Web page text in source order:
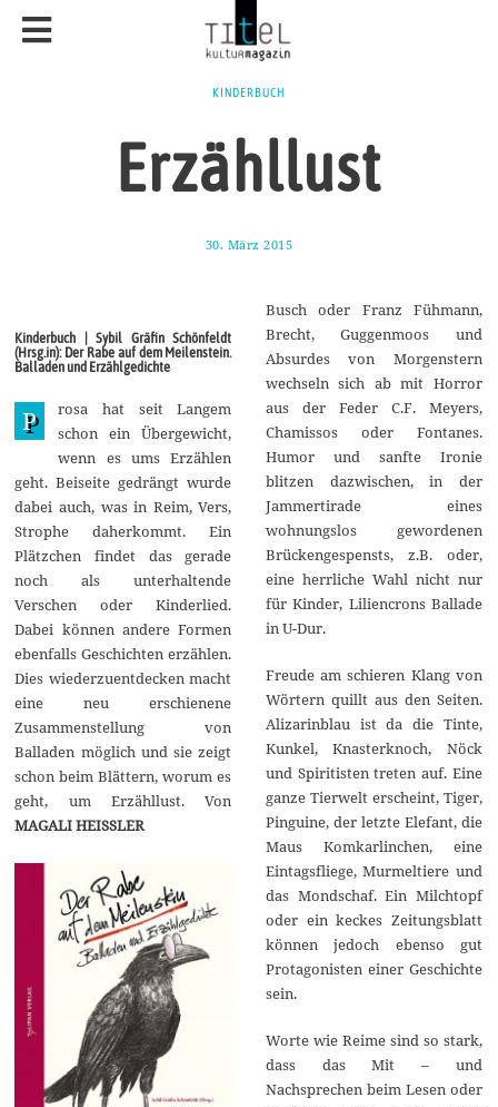
KINDERBUCH
Erzähllust
30. März 2015
u
g
u
s
t
2
1
Kinderbuch | Sybil Gräfin Schönfeldt
(Hrsg.in): Der Rabe auf dem Meilenstein.
Balladen und Erzählgedichte
P
rosa hat seit Langem
schon ein Übergewicht,
wenn es ums Erzählen
geht. Beiseite gedrängt wurde
dabei auch, was in Reim, Vers,
Strophe daherkommt. Ein
Plätzchen findet das gerade
noch als unterhaltende
Verschen oder Kinderlied.
Dabei können andere Formen
ebenfalls Geschichten erzählen.
Dies wiederzuentdecken macht
eine neu erschienene
Zusammenstellung von
Balladen möglich und sie zeigt
schon beim Blättern, worum es
geht, um Erzähllust. Von
MAGALI HEISSLER
Busch oder Franz Fühmann,
Brecht, Guggenmoos und
Absurdes von Morgenstern
wechseln sich ab mit Horror
aus der Feder C.F. Meyers,
Chamissos oder Fontanes.
Humor und sanfte Ironie
blitzen dazwischen, in der
Jammertirade eines
wohnungslos gewordenen
Brückengespensts, z.B. oder,
eine herrliche Wahl nicht nur
für Kinder, Liliencrons Ballade
in U-Dur.
Freude am schieren Klang von
Wörtern quillt aus den Seiten.
Alizarinblau ist da die Tinte,
Kunkel, Knasterknoch, Nöck
und Spiritisten treten auf. Eine
ganze Tierwelt erscheint, Tiger,
Pinguine, der letzte Elefant, die
Maus Komkarlinchen, eine
Eintagsfliege, Murmeltiere und
das Mondschaf. Ein Milchtopf
oder ein keckes Zeitungsblatt
können jedoch ebenso gut
Protagonisten einer Geschichte
sein.
Worte wie Reime sind so stark,
dass das Mit – und
Nachsprechen beim Lesen oder